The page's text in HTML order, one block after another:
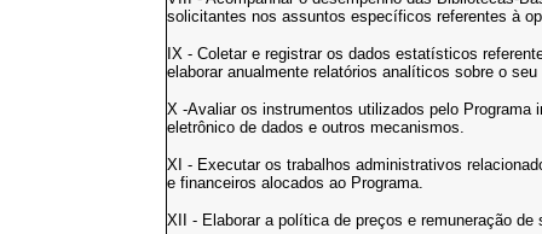
solicitantes nos assuntos específicos referentes à
IX - Coletar e registrar os dados estatísticos
elaborar anualmente relatórios analíticos sobre o seu
X -Avaliar os instrumentos utilizados pelo Programa
eletrônico de dados e outros mecanismos.
XI - Executar os trabalhos administrativos
e financeiros alocados ao Programa.
XII - Elaborar a política de preços e remuneração